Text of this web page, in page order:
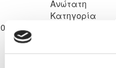
12-2025
Ανώτατη
Κατηγορία
2025/26